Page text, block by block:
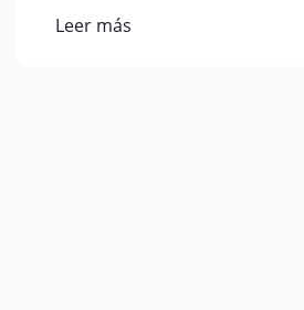
Leer más